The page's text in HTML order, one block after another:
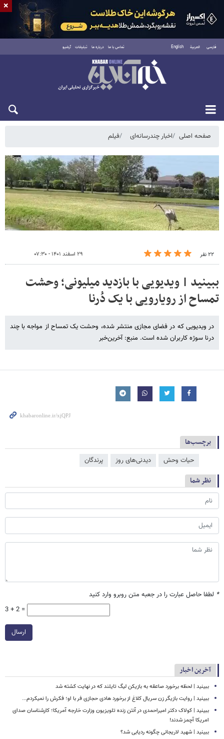
فارسی العربية English تماس با ما درباره ما تبلیغات آرشیو
پنجشنبه ۱۵ مرداد ۱۴۰۵
صفحه اصلی اخبار چندرسانه‌ای فیلم
۲۲ نفر ۲۹ اسفند ۱۴۰۱ - ۰۷:۳۰
ببینید | ویدیویی با بازدید میلیونی؛ وحشت
تمساح از رویارویی با یک دُرنا
در ویدیویی که در فضای مجازی منتشر شده، وحشت یک تمساح از مواجه با چند
درنا سوژه کاربران شده است. منبع: آخرین‌خبر
برچسب‌ها
حیات وحش دیدنی‌های روز پرندگان
نظر شما
* لطفا حاصل عبارت را در جعبه متن روبرو وارد کنید
3 + 2 =
ارسال
آخرین اخبار
ببینید | لحظه برخورد صاعقه به بازیکن لیگ تایلند که در نهایت کشته شد
ببینید | روایت بازیگر زن سریال کلاغ از برخورد هادی حجازی فر با او؛ فکرش را نمیکردم...
ببینید | کولاک دکتر امیراحمدی در آنتن زنده تلویزیون وزارت خارجه آمریکا؛ کارشناسان صدای
امریکا آچمز شدند!
ببینید | شهید لاریجانی چگونه ردیابی شد؟
×